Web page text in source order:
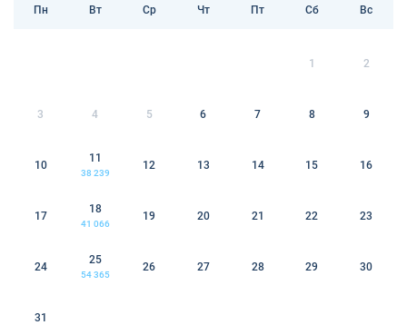
Пн Вт Ср Чт Пт Сб Вс
1 2
3 4 5 6 7 8 9
10
11
38 239
12 13 14 15 16
17
18
41 066
19 20 21 22 23
24
25
54 365
26 27 28 29 30
31